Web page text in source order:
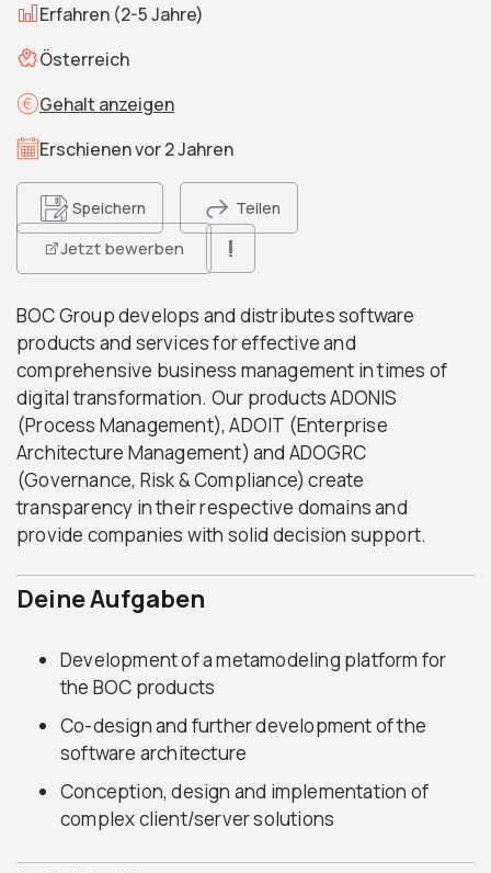
Erfahren (2-5 Jahre)
Österreich
Gehalt anzeigen
Erschienen vor 2 Jahren
Speichern Teilen
Jetzt bewerben
BOC Group develops and distributes software
products and services for effective and
comprehensive business management in times of
digital transformation. Our products ADONIS
(Process Management), ADOIT (Enterprise
Architecture Management) and ADOGRC
(Governance, Risk & Compliance) create
transparency in their respective domains and
provide companies with solid decision support.
Deine Aufgaben
Development of a metamodeling platform for
the BOC products
Co-design and further development of the
software architecture
Conception, design and implementation of
complex client/server solutions